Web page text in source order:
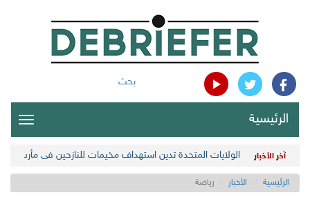
بحث
الرئيسية
آخر الأخبار الولايات المتحدة تدين استهداف مخيمات للنازحين في مأرب
الرئيسية الأخبار رياضة